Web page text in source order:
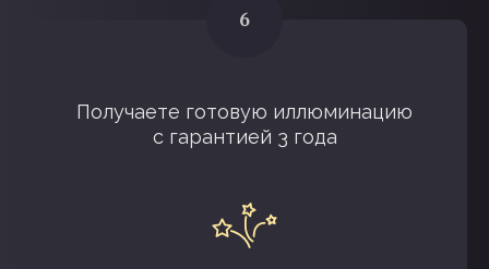
Получаете готовую иллюминацию
с гарантией 3 года